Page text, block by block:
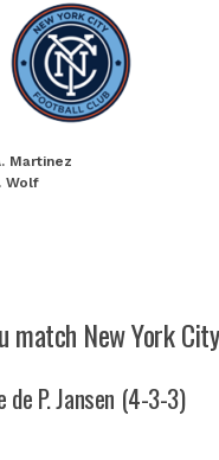
Martinez
Wolf
New York
P. Jansen (4-3-3)